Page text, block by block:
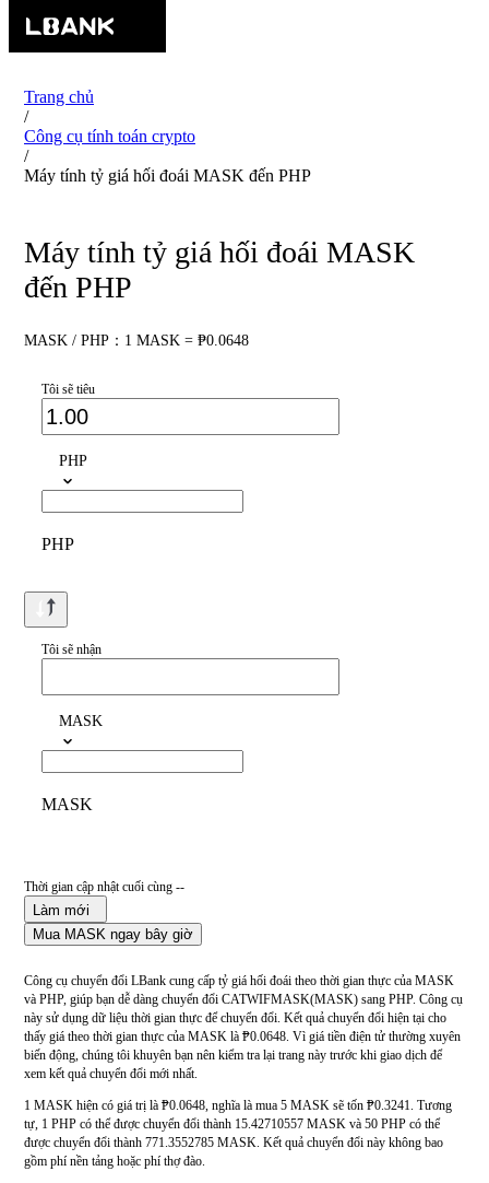
Trang chủ
/
Công cụ tính toán crypto
/
Máy tính tỷ giá hối đoái MASK đến PHP
Máy tính tỷ giá hối đoái MASK
đến PHP
MASK / PHP：1 MASK = ₱0.0648
Tôi sẽ tiêu
PHP
PHP
Tôi sẽ nhận
MASK
MASK
Thời gian cập nhật cuối cùng --
Làm mới
Mua MASK ngay bây giờ
Công cụ chuyển đổi LBank cung cấp tỷ giá hối đoái theo thời gian thực của MASK
và PHP, giúp bạn dễ dàng chuyển đổi CATWIFMASK(MASK) sang PHP. Công cụ
này sử dụng dữ liệu thời gian thực để chuyển đổi. Kết quả chuyển đổi hiện tại cho
thấy giá theo thời gian thực của MASK là ₱0.0648. Vì giá tiền điện tử thường xuyên
biến động, chúng tôi khuyên bạn nên kiểm tra lại trang này trước khi giao dịch để
xem kết quả chuyển đổi mới nhất.
1 MASK hiện có giá trị là ₱0.0648, nghĩa là mua 5 MASK sẽ tốn ₱0.3241. Tương
tự, 1 PHP có thể được chuyển đổi thành 15.42710557 MASK và 50 PHP có thể
được chuyển đổi thành 771.3552785 MASK. Kết quả chuyển đổi này không bao
gồm phí nền tảng hoặc phí thợ đào.